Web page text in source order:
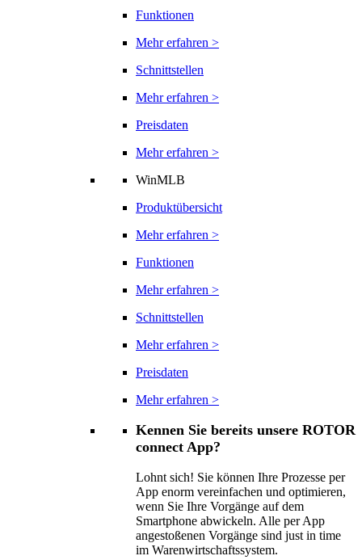
Funktionen
Mehr erfahren >
Schnittstellen
Mehr erfahren >
Preisdaten
Mehr erfahren >
WinMLB
Produktübersicht
Mehr erfahren >
Funktionen
Mehr erfahren >
Schnittstellen
Mehr erfahren >
Preisdaten
Mehr erfahren >
Kennen Sie bereits unsere ROTOR
connect App?
Lohnt sich! Sie können Ihre Prozesse per
App enorm vereinfachen und optimieren,
wenn Sie Ihre Vorgänge auf dem
Smartphone abwickeln. Alle per App
angestoßenen Vorgänge sind just in time
im Warenwirtschaftssystem.